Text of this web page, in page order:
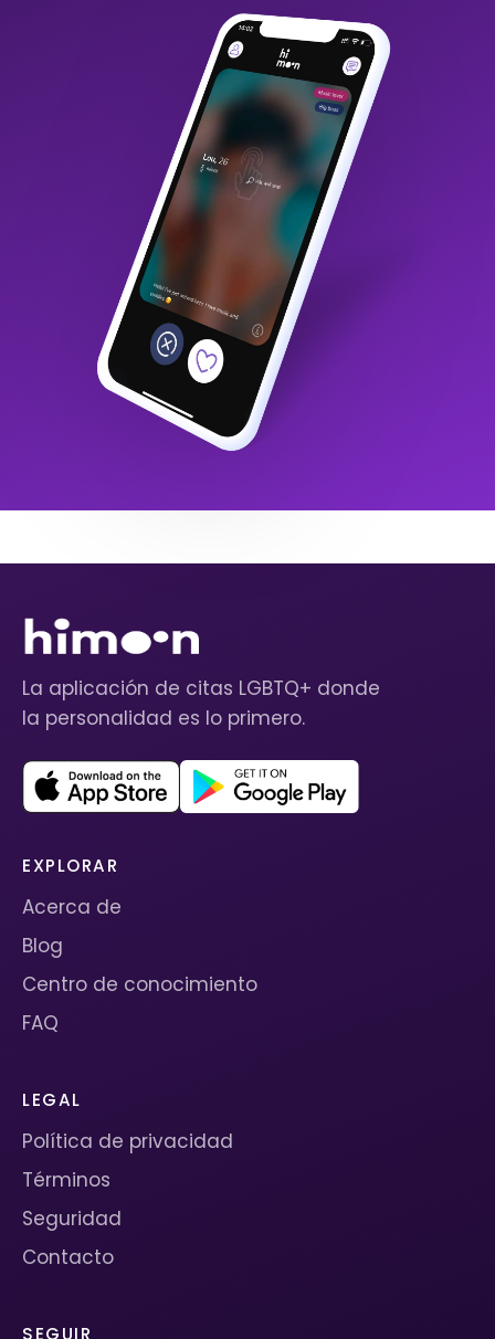
La aplicación de citas LGBTQ+ donde
la personalidad es lo primero.
EXPLORAR
Acerca de
Blog
Centro de conocimiento
FAQ
LEGAL
Política de privacidad
Términos
Seguridad
Contacto